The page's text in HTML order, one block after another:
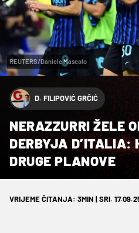
REUTERS/Daniele Mascolo
D. FILIPOVIĆ GRČIĆ
NERAZZURRI ŽELE
DERBYJA D’ITALIA:
DRUGE PLANOVE
VRIJEME ČITANJA: 3MIN | SRI.